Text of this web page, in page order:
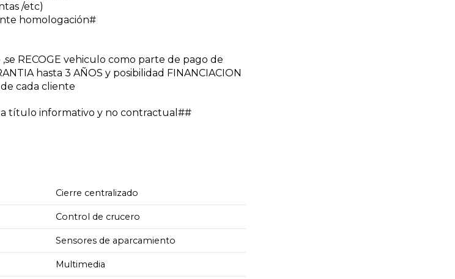
/etc)
homologación#
RECOGE vehiculo como parte de pago de
hasta 3 AÑOS y posibilidad FINANCIACION
cada cliente
título informativo y no contractual##
Cierre centralizado
Control de crucero
Sensores de aparcamiento
Multimedia